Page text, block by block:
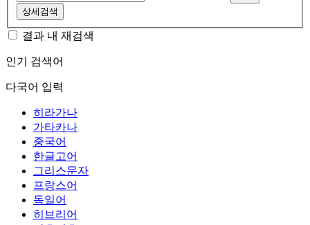
상세검색
결과 내 재검색
인기 검색어
다국어 입력
히라가나
가타카나
중국어
한글고어
그리스문자
프랑스어
독일어
히브리어